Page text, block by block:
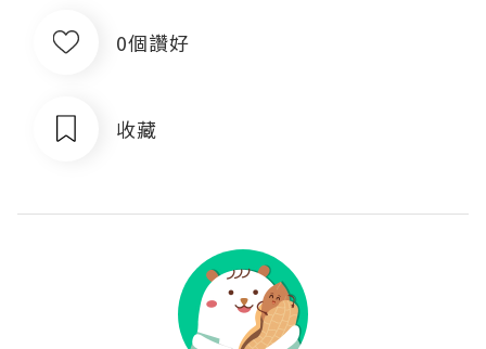
0個讚好
收藏